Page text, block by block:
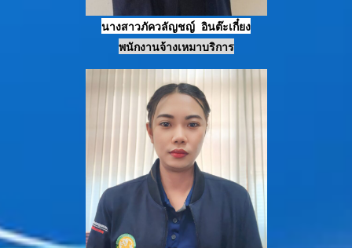
นางสาวภัควลัญชญ์ อินต๊ะเกี๋ยง
พนักงานจ้างเหมาบริการ